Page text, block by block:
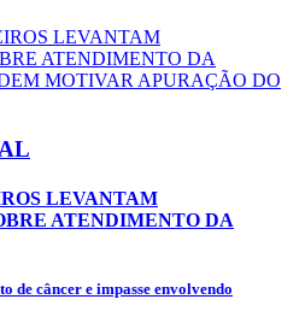
LEVANTAM
ATENDIMENTO DA
de câncer e impasse envolvendo